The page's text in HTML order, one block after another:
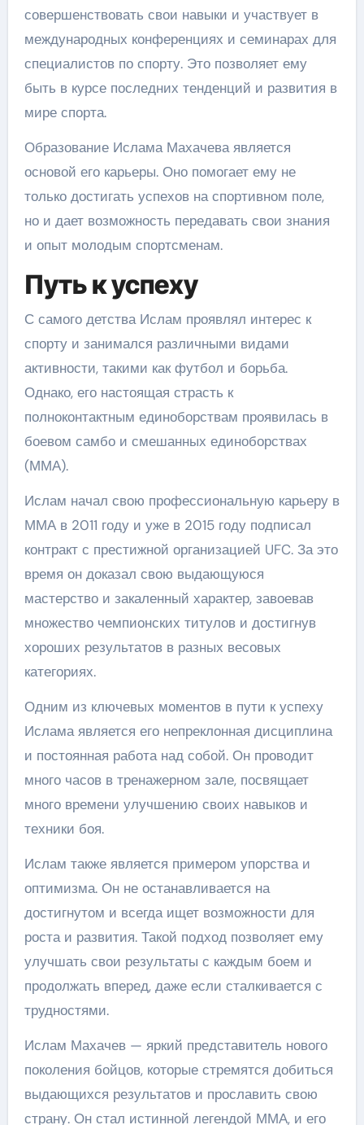
совершенствовать свои навыки и участвует в
международных конференциях и семинарах для
специалистов по спорту. Это позволяет ему
быть в курсе последних тенденций и развития в
мире спорта.
Образование Ислама Махачева является
основой его карьеры. Оно помогает ему не
только достигать успехов на спортивном поле,
но и дает возможность передавать свои знания
и опыт молодым спортсменам.
Путь к успеху
С самого детства Ислам проявлял интерес к
спорту и занимался различными видами
активности, такими как футбол и борьба.
Однако, его настоящая страсть к
полноконтактным единоборствам проявилась в
боевом самбо и смешанных единоборствах
(ММА).
Ислам начал свою профессиональную карьеру в
ММА в 2011 году и уже в 2015 году подписал
контракт с престижной организацией UFC. За это
время он доказал свою выдающуюся
мастерство и закаленный характер, завоевав
множество чемпионских титулов и достигнув
хороших результатов в разных весовых
категориях.
Одним из ключевых моментов в пути к успеху
Ислама является его непреклонная дисциплина
и постоянная работа над собой. Он проводит
много часов в тренажерном зале, посвящает
много времени улучшению своих навыков и
техники боя.
Ислам также является примером упорства и
оптимизма. Он не останавливается на
достигнутом и всегда ищет возможности для
роста и развития. Такой подход позволяет ему
улучшать свои результаты с каждым боем и
продолжать вперед, даже если сталкивается с
трудностями.
Ислам Махачев — яркий представитель нового
поколения бойцов, которые стремятся добиться
выдающихся результатов и прославить свою
страну. Он стал истинной легендой ММА, и его